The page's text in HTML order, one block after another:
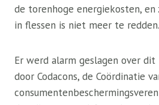
de torenhoge energiekosten,
in flessen is niet meer te redden.
Er werd alarm geslagen over
door Codacons, de Coördinatie